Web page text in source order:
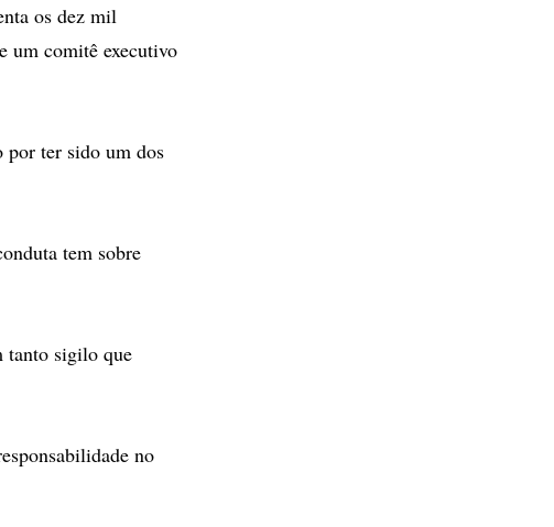
os dez mil
um comitê executivo
por ter sido um dos
tem sobre
tanto sigilo que
no